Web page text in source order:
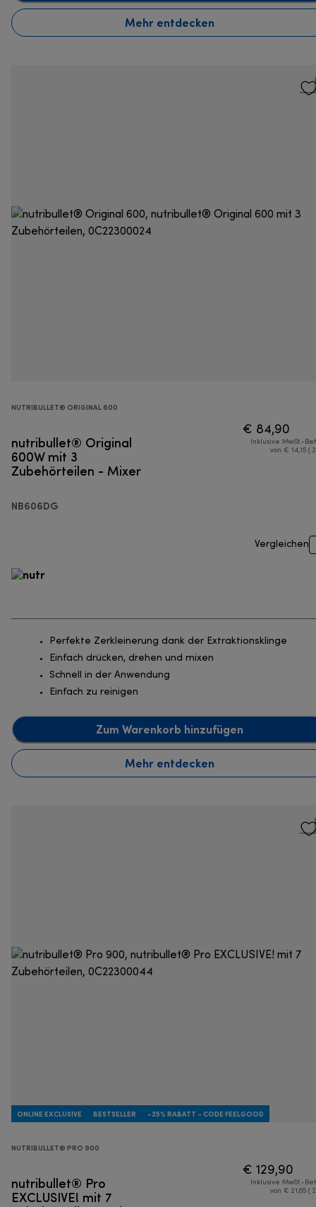
Mehr entdecken
NUTRIBULLET® ORIGINAL 600
nutribullet® Original
600W mit 3
Zubehörteilen - Mixer
NB606DG
€ 84,90
Inklusive MwSt.-
von € 14,15 (
Vergleichen
Perfekte Zerkleinerung dank der Extraktionsklinge
Einfach drücken, drehen und mixen
Schnell in der Anwendung
Einfach zu reinigen
Zum Warenkorb hinzufügen
Mehr entdecken
ONLINE EXCLUSIVE BESTSELLER -25% RABATT - CODE FEELGOOD
NUTRIBULLET® PRO 900
nutribullet® Pro
EXCLUSIVE! mit 7
€ 129,90
Inklusive MwSt.-
von € 21,65 (